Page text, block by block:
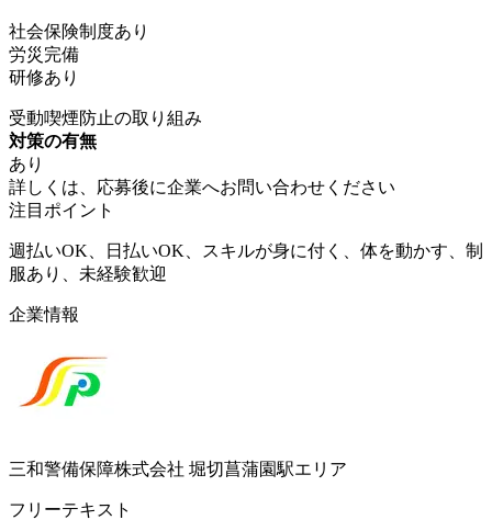
社会保険制度あり
労災完備
研修あり
受動喫煙防止の取り組み
対策の有無
あり
詳しくは、応募後に企業へお問い合わせください
注目ポイント
週払いOK、日払いOK、スキルが身に付く、体を動かす、制
服あり、未経験歓迎
企業情報
三和警備保障株式会社 堀切菖蒲園駅エリア
フリーテキスト